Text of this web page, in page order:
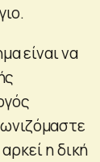
είναι να
η δική